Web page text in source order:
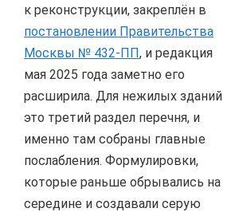
к реконструкции, закреплён в
постановлении Правительства
Москвы № 432-ПП, и редакция
мая 2025 года заметно его
расширила. Для нежилых зданий
это третий раздел перечня, и
именно там собраны главные
послабления. Формулировки,
которые раньше обрывались на
середине и создавали серую